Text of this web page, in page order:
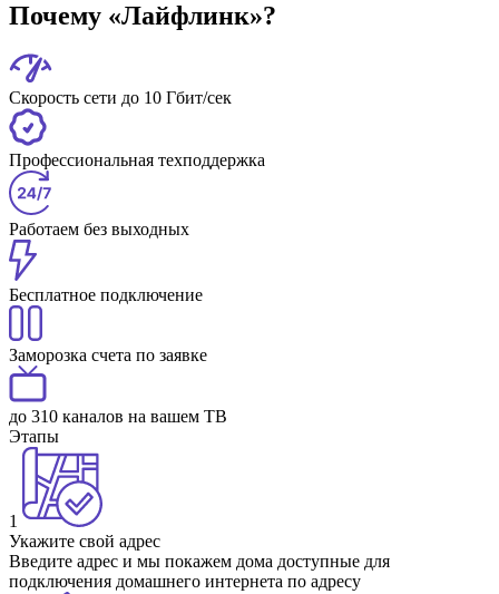
Почему «Лайфлинк»?
Скорость сети до 10 Гбит/сек
Профессиональная техподдержка
Работаем без выходных
Бесплатное подключение
Заморозка счета по заявке
до 310 каналов на вашем ТВ
Этапы
1
Укажите свой адрес
Введите адрес и мы покажем дома доступные для
подключения домашнего интернета по адресу